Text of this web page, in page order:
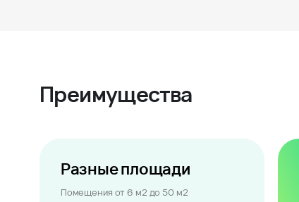
Преимущества
Разные площади
Помещения от 6 м2 до 50 м2